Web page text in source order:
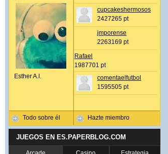
Esther A.l.
Todo sobre él
cupcakeshermosos
2427265 pt
jmporense
2263169 pt
Rafael
1987701 pt
comentaelfutbol
1595505 pt
Hazte miembro
JUEGOS EN ES.PAPERBLOG.COM